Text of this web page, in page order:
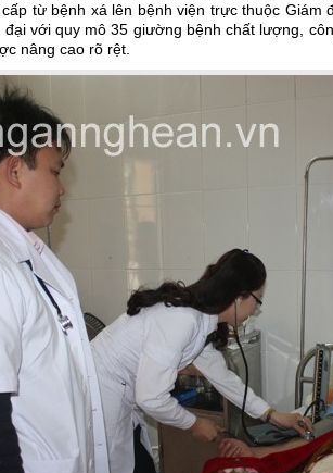
từ bệnh xá lên bệnh viện trực thuộc
với quy mô 35 giường bệnh chất lượng,
nâng cao rõ rệt.